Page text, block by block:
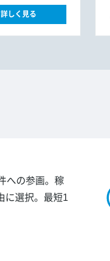
詳しく見る
への参画。稼
に選択。最短1